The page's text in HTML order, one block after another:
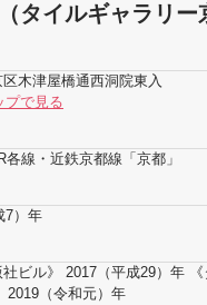
タイルギャラリー
木津屋橋通西洞院東入
プで見る
各線・近鉄京都線「京都」
7）年
社ビル》 2017（平成29）年
2019（令和元）年